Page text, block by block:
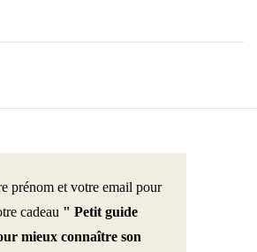
prénom et votre email pour
cadeau " Petit guide
mieux connaître son